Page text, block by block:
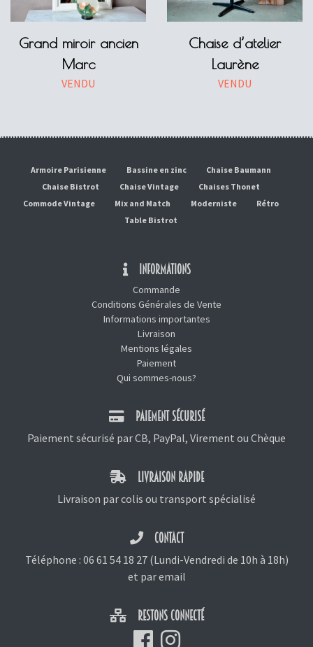
Grand miroir ancien
Marc
VENDU
Chaise d’atelier
Laurène
VENDU
Armoire Parisienne Bassine en zinc
Chaise Baumann
Chaise Bistrot
Chaise Vintage
Chaises Thonet
Commode Vintage
Mix and Match Moderniste
Rétro
Table Bistrot
INFORMATIONS
Commande
Conditions Générales de Vente
Informations importantes
Livraison
Mentions légales
Paiement
Qui sommes-nous?
PAIEMENT SÉCURISÉ
Paiement sécurisé par CB, PayPal, Virement ou Chèque
LIVRAISON RAPIDE
Livraison par colis ou transport spécialisé
CONTACT
Téléphone : 06 61 54 18 27(Lundi-Vendredi de 10h à 18h)
et par email
RESTONS CONNECTÉ